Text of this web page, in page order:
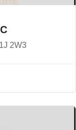
2W3